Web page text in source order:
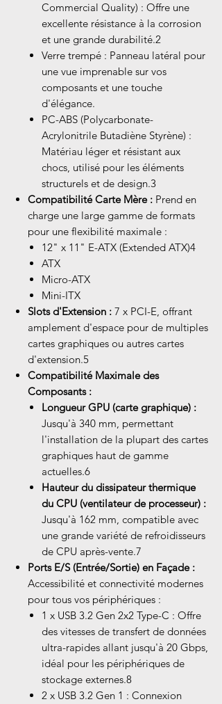
Commercial Quality) : Offre une
excellente résistance à la corrosion
et une grande durabilité.2
Verre trempé : Panneau latéral pour
une vue imprenable sur vos
composants et une touche
d'élégance.
PC-ABS (Polycarbonate-
Acrylonitrile Butadiène Styrène) :
Matériau léger et résistant aux
chocs, utilisé pour les éléments
structurels et de design.3
Compatibilité Carte Mère : Prend en
charge une large gamme de formats
pour une flexibilité maximale :
12" x 11" E-ATX (Extended ATX)4
ATX
Micro-ATX
Mini-ITX
Slots d'Extension : 7 x PCI-E, offrant
amplement d'espace pour de multiples
cartes graphiques ou autres cartes
d'extension.5
Compatibilité Maximale des
Composants :
Longueur GPU (carte graphique) :
Jusqu'à 340 mm, permettant
l'installation de la plupart des cartes
graphiques haut de gamme
actuelles.6
Hauteur du dissipateur thermique
du CPU (ventilateur de processeur) :
Jusqu'à 162 mm, compatible avec
une grande variété de refroidisseurs
de CPU après-vente.7
Ports E/S (Entrée/Sortie) en Façade :
Accessibilité et connectivité modernes
pour tous vos périphériques :
1 x USB 3.2 Gen 2x2 Type-C : Offre
des vitesses de transfert de données
ultra-rapides allant jusqu'à 20 Gbps,
idéal pour les périphériques de
stockage externes.8
2 x USB 3.2 Gen 1 : Connexion